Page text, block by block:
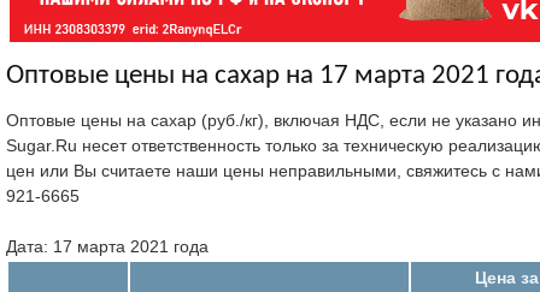
Оптовые цены на сахар на 17 марта 2021
Оптовые цены на сахар (руб./кг), включая НДС, если не указано
Sugar.Ru несет ответственность только за техническую
цен или Вы считаете наши цены неправильными, свяжитесь с
921-6665
Дата: 17 марта 2021 года
Цена